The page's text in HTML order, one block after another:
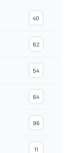
40
62
54
64
96
11